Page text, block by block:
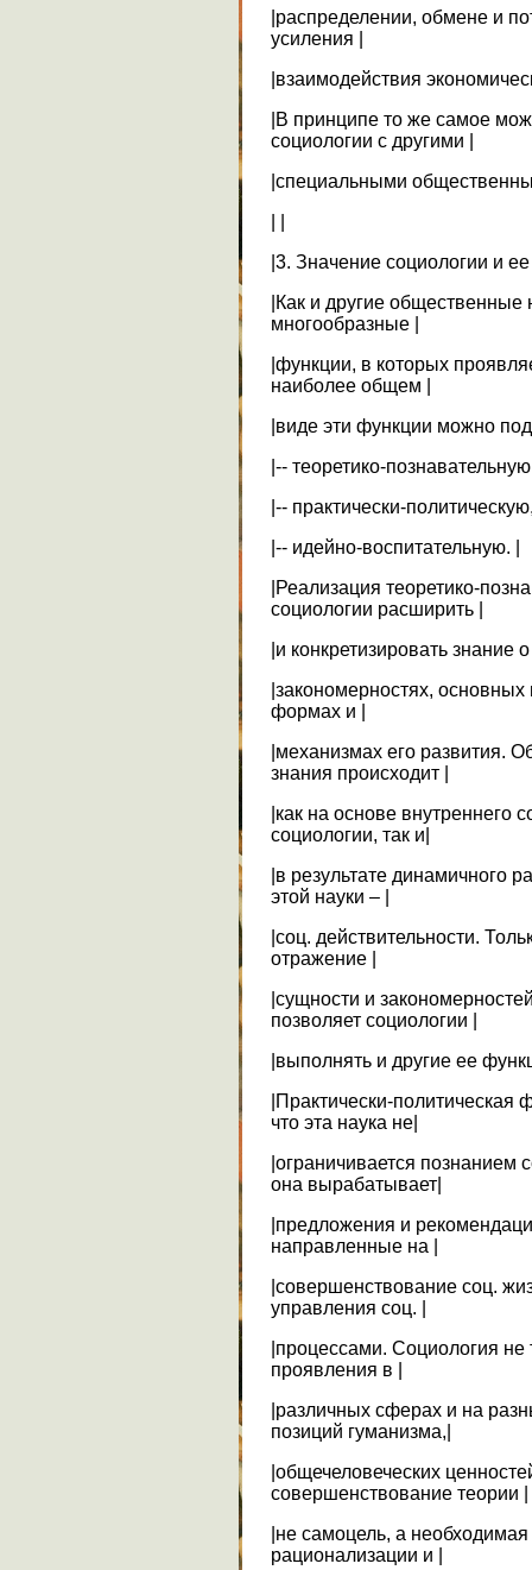
|распределении, обмене и
усиления |
|взаимодействия
|В принципе то же самое
социологии с другими |
|специальными
|3. Значение социологии и
|Как и другие
многообразные |
|функции, в которых
наиболее общем |
|виде эти функции можно
|-- теоретико-
|-- практически-
|-- идейно-воспитательную. |
|Реализация теоретико-
социологии расширить |
|и конкретизировать знание
|закономерностях,
формах и |
|механизмах его развития.
знания происходит |
|как на основе внутреннего
социологии, так и|
|в результате динамичного
этой науки – |
|соц. действительности.
отражение |
|сущности и
позволяет социологии |
|выполнять и другие ее
|Практически-политическая
что эта наука не|
|ограничивается познанием
она вырабатывает|
|предложения и
направленные на |
|совершенствование соц.
управления соц. |
|процессами. Социология не
проявления в |
|различных сферах и на
позиций гуманизма,|
|общечеловеческих
совершенствование теории |
|не самоцель, а
рационализации и |